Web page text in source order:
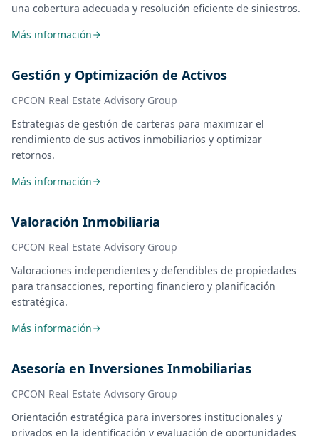
una cobertura adecuada y resolución eficiente de siniestros.
Más información
Gestión y Optimización de Activos
CPCON Real Estate Advisory Group
Estrategias de gestión de carteras para maximizar el
rendimiento de sus activos inmobiliarios y optimizar
retornos.
Más información
Valoración Inmobiliaria
CPCON Real Estate Advisory Group
Valoraciones independientes y defendibles de propiedades
para transacciones, reporting financiero y planificación
estratégica.
Más información
Asesoría en Inversiones Inmobiliarias
CPCON Real Estate Advisory Group
Orientación estratégica para inversores institucionales y
privados en la identificación y evaluación de oportunidades